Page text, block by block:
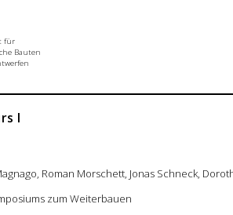
für
Bauten
I
Roman Morschett, Jonas Schneck,
zum Weiterbauen